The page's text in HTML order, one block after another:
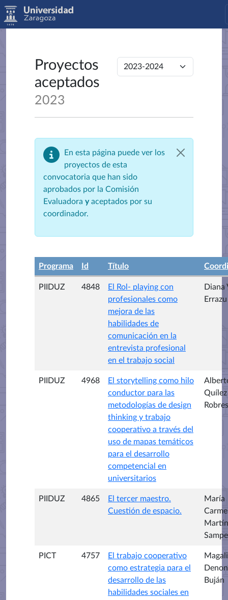
Proyectos
aceptados
2023
En esta página puede ver los
proyectos de esta
convocatoria que han sido
aprobados por la Comisión
Evaluadora yaceptados por su
coordinador.
Programa Id Título
PIIDUZ 4848
El Rol- playing con
profesionales como
mejora de las
habilidades de
comunicación en la
entrevista profesional
en el trabajo social
Diana
Errazu
PIIDUZ 4968
El storytelling como hilo
conductor para las
metodologías de design
thinking y trabajo
cooperativo a través del
uso de mapas temáticos
para el desarrollo
competencial en
universitarios
Quílez
Robres
PIIDUZ 4865
El tercer maestro.
Cuestión de espacio.
María
PICT 4757
El trabajo cooperativo
como estrategia para el
desarrollo de las
habilidades sociales en
Buján